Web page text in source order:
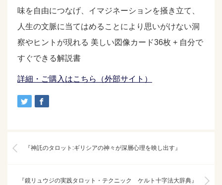
味を自由につなげ、イマジネーションを掻き立て、
人生の文脈に当てはめることにより思いがけない洞
察やヒントが現れる 美しい図像カード36枚 + 自分で
すぐできる解説書
詳細・ご購入はこちら（外部サイト）
『神託のタロット:ギリシアの神々が深層心理を映し出す』
『鏡リュウジの実践タロット・テクニック ケルト十字法大辞典』